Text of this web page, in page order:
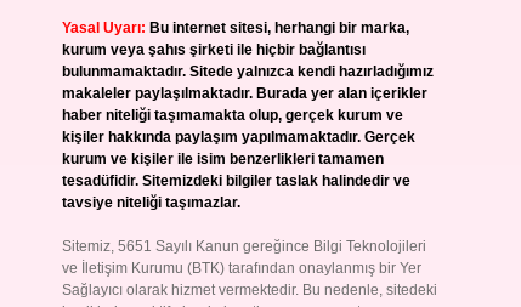
Yasal Uyarı: Bu internet sitesi, herhangi bir marka,
kurum veya şahıs şirketi ile hiçbir bağlantısı
bulunmamaktadır. Sitede yalnızca kendi hazırladığımız
makaleler paylaşılmaktadır. Burada yer alan içerikler
haber niteliği taşımamakta olup, gerçek kurum ve
kişiler hakkında paylaşım yapılmamaktadır. Gerçek
kurum ve kişiler ile isim benzerlikleri tamamen
tesadüfidir. Sitemizdeki bilgiler taslak halindedir ve
tavsiye niteliği taşımazlar.
Sitemiz, 5651 Sayılı Kanun gereğince Bilgi Teknolojileri
ve İletişim Kurumu (BTK) tarafından onaylanmış bir Yer
Sağlayıcı olarak hizmet vermektedir. Bu nedenle, sitedeki